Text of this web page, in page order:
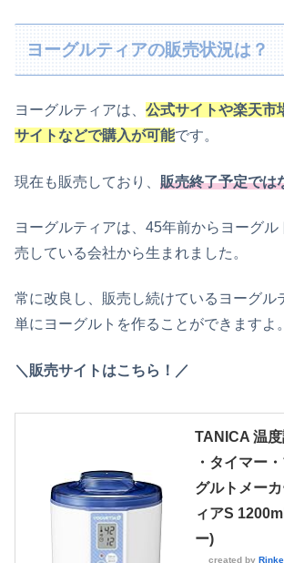
ヨーグルティアの販売状況は？
ヨーグルティアは、 公式サイトや楽天市
サイトなどで購入が可能です。
現在も販売しており、 販売終了予定では
ヨーグルティアは、45年前からヨーグル
売している会社から生まれました。
常に改良し、販売し続けているヨーグル
単にヨーグルトを作ることができますよ。
＼販売サイトはこちら！／
TANICA 温
・タイマー
グルトメー
ィアS
ー)
created by